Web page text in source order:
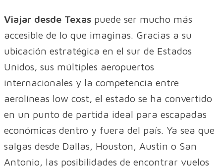
Viajar desde Texas puede ser mucho más
accesible de lo que imaginas. Gracias a su
ubicación estratégica en el sur de Estados
Unidos, sus múltiples aeropuertos
internacionales y la competencia entre
aerolíneas low cost, el estado se ha convertido
en un punto de partida ideal para escapadas
económicas dentro y fuera del país. Ya sea que
salgas desde Dallas, Houston, Austin o San
Antonio, las posibilidades de encontrar vuelos